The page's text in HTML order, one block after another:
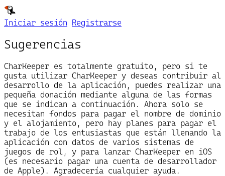
Iniciar sesión Registrarse
Sugerencias
CharKeeper es totalmente gratuito, pero si te
gusta utilizar CharKeeper y deseas contribuir al
desarrollo de la aplicación, puedes realizar una
pequeña donación mediante alguna de las formas
que se indican a continuación. Ahora solo se
necesitan fondos para pagar el nombre de dominio
y el alojamiento, pero hay planes para pagar el
trabajo de los entusiastas que están llenando la
aplicación con datos de varios sistemas de
juegos de rol, y para lanzar CharKeeper en iOS
(es necesario pagar una cuenta de desarrollador
de Apple). Agradecería cualquier ayuda.